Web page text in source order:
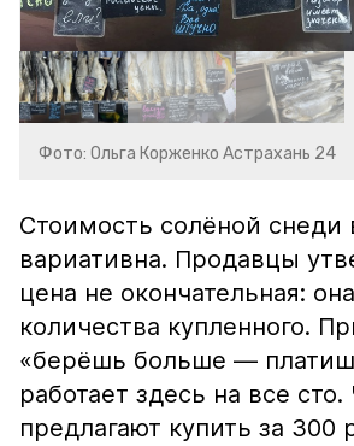
Фото: Ольга Корженко Астрахань 24
Стоимость солёной снеди
вариативна. Продавцы
цена не окончательная:
количества купленного.
«берёшь больше —
работает здесь на все сто.
предлагают купить за 300